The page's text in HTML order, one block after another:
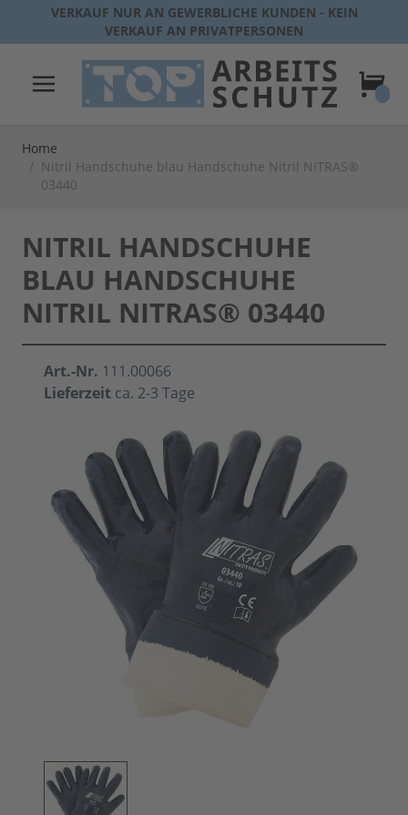
Direkt zum Inhalt
VERKAUF NUR AN GEWERBLICHE KUNDEN - KEIN
VERKAUF AN PRIVATPERSONEN
Home
/ Nitril Handschuhe blau Handschuhe Nitril NITRAS®
03440
NITRIL HANDSCHUHE
BLAU HANDSCHUHE
NITRIL NITRAS® 03440
Art.-Nr. 111.00066
Lieferzeit ca. 2-3 Tage